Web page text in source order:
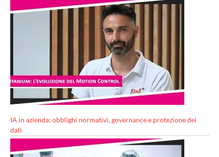
IA in azienda: obblighi normativi, governance e protezione dei
dati